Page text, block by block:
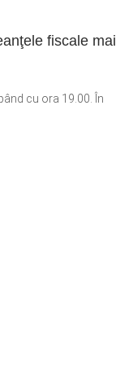
fiscale mai
cu ora 19.00. În